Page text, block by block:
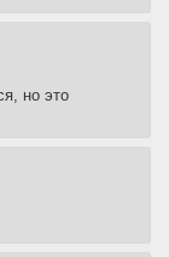
но это